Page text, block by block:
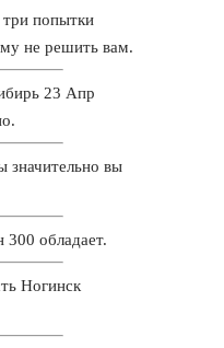
три попытки
не решить вам.
23 Апр
значительно вы
300 обладает.
Ногинск